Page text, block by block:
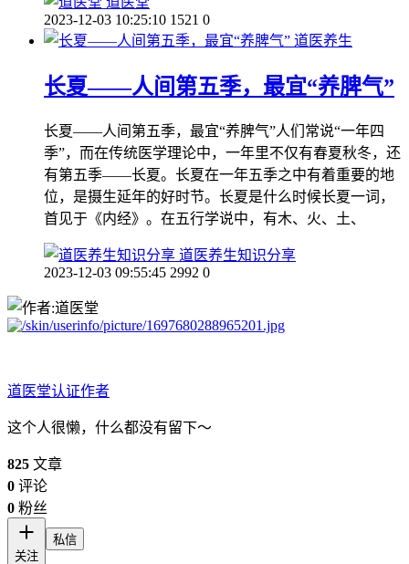
2023-12-03 10:25:10 1521 0
道医养生
长夏——人间第五季，最宜“养脾气”
长夏——人间第五季，最宜“养脾气”人们常说“一年四
季”，而在传统医学理论中，一年里不仅有春夏秋冬，还
有第五季——长夏。长夏在一年五季之中有着重要的地
位，是摄生延年的好时节。长夏是什么时候长夏一词，
首见于《内经》。在五行学说中，有木、火、土、
道医养生知识分享
2023-12-03 09:55:45 2992 0
道医堂认证作者
这个人很懒，什么都没有留下～
825 文章
0 评论
0 粉丝
关注
私信